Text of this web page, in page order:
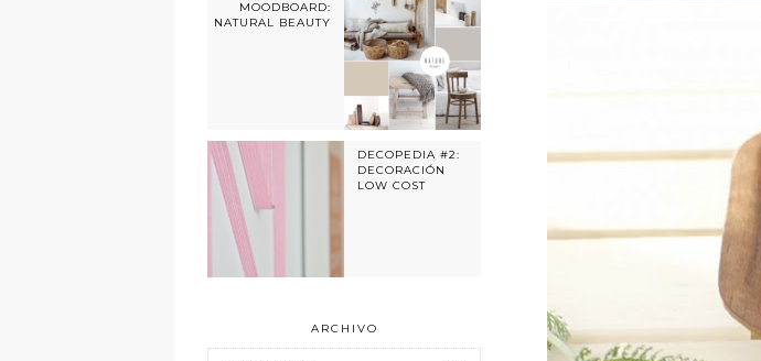
MOODBOARD:
NATURAL BEAUTY
DECOPEDIA #2:
DECORACIÓN
LOW COST
ARCHIVO